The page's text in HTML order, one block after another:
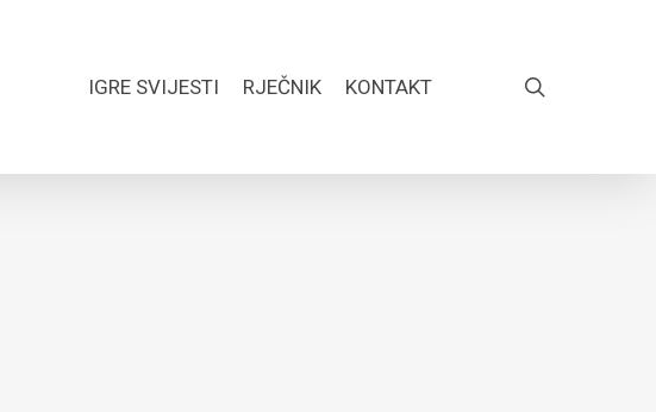
IGRE SVIJESTI RJEČNIK KONTAKT FACEBOOK